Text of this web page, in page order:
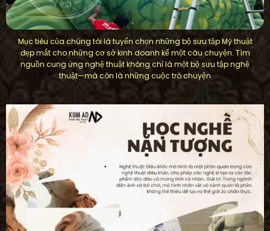
Mục tiêu của chúng tôi là tuyển chọn những bộ sưu tập Mỹ thuật
đẹp mắt cho những cơ sở kinh doanh kể một câu chuyện. Tìm
nguồn cung ứng nghệ thuật không chỉ là một bộ sưu tập nghệ
thuật—mà còn là những cuộc trò chuyện